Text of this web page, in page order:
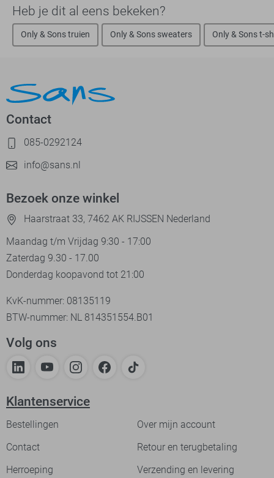
Heb je dit al eens bekeken?
Only & Sons truien Only & Sons sweaters Only & Sons t-
Contact
085-0292124
info@sans.nl
Bezoek onze winkel
Haarstraat 33, 7462 AK RIJSSEN Nederland
Maandag t/m Vrijdag 9:30 - 17:00
Zaterdag 9.30 - 17.00
Donderdag koopavond tot 21:00
KvK-nummer: 08135119
BTW-nummer: NL 814351554.B01
Volg ons
Klantenservice
Bestellingen
Over mijn account
Contact
Retour en terugbetaling
Herroeping
Verzending en levering